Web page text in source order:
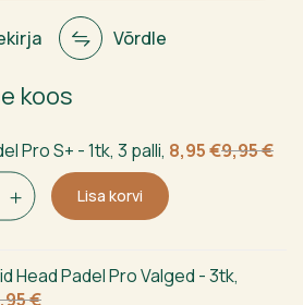
Võrdle
koos
Pro S+ - 1tk, 3 palli, 9,95€
Algne
oli:
8,95€
Current
is:
Lisa korvi
Head Padel Pro Valged - 3tk,
€